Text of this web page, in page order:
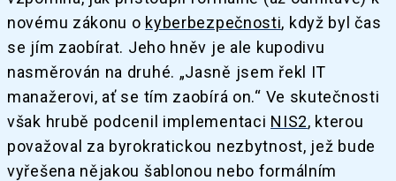
novému zákonu o kyberbezpečnosti, když byl čas
se jím zaobírat. Jeho hněv je ale kupodivu
nasměrován na druhé. „Jasně jsem řekl IT
manažerovi, ať se tím zaobírá on.“ Ve skutečnosti
však hrubě podcenil implementaci NIS2, kterou
považoval za byrokratickou nezbytnost, jež bude
vyřešena nějakou šablonou nebo formálním